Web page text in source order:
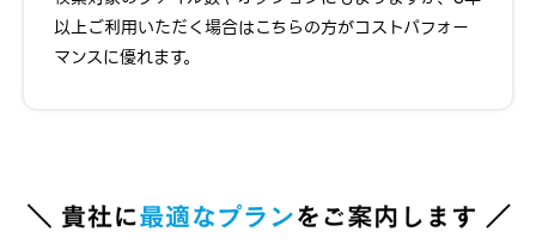
以上ご利用いただく場合はこちらの方がコストパフォー
マンスに優れます。